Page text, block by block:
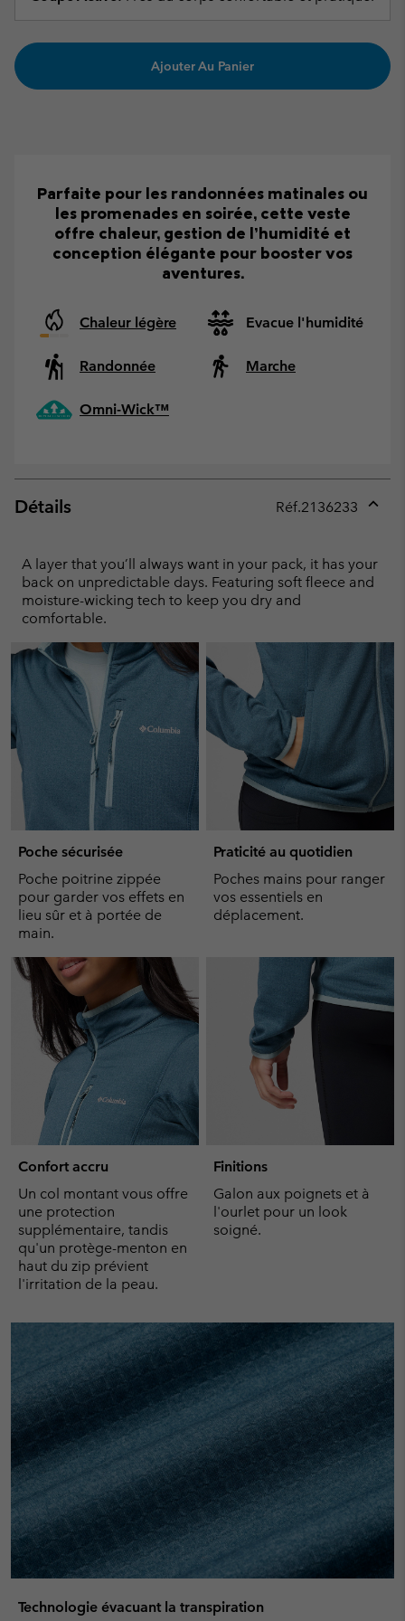
Ajouter Au Panier
Parfaite pour les randonnées matinales ou
les promenades en soirée, cette veste
offre chaleur, gestion de l’humidité et
conception élégante pour booster vos
aventures.
Chaleur légère Evacue l'humidité
Randonnée Marche
Omni-Wick™
Détails Réf.2136233
A layer that you’ll always want in your pack, it has your
back on unpredictable days. Featuring soft fleece and
moisture-wicking tech to keep you dry and
comfortable.
Poche sécurisée
Poche poitrine zippée
pour garder vos effets en
lieu sûr et à portée de
main.
Praticité au quotidien
Poches mains pour ranger
vos essentiels en
déplacement.
Confort accru
Un col montant vous offre
une protection
supplémentaire, tandis
qu'un protège-menton en
haut du zip prévient
l'irritation de la peau.
Finitions
Galon aux poignets et à
l'ourlet pour un look
soigné.
Technologie évacuant la transpiration